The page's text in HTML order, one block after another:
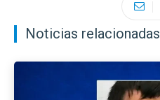
Noticias relacionadas